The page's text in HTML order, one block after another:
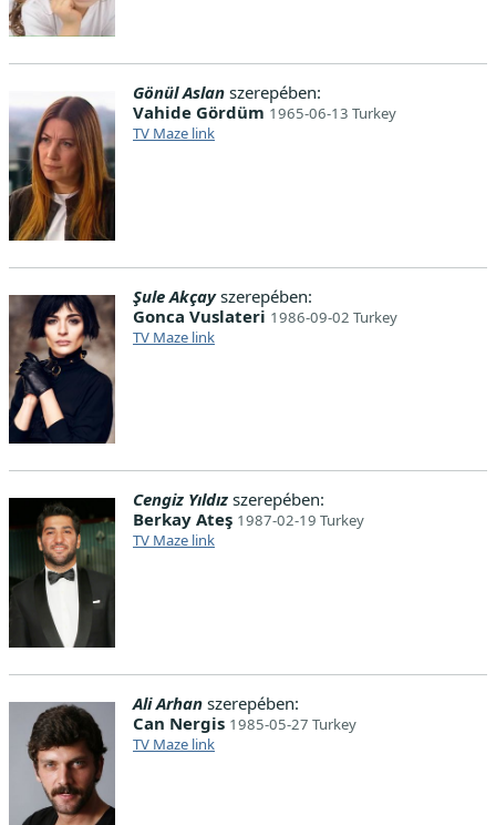
Gönül Aslan szerepében:
Vahide Gördüm 1965-06-13 Turkey
TV Maze link
Şule Akçayszerepében:
Gonca Vuslateri 1986-09-02 Turkey
TV Maze link
Cengiz Yıldız szerepében:
Berkay Ateş 1987-02-19 Turkey
TV Maze link
Ali Arhan szerepében:
Can Nergis 1985-05-27 Turkey
TV Maze link